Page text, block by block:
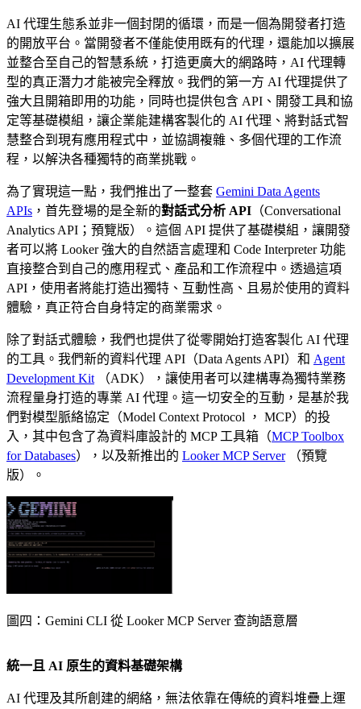
AI 代理生態系並非一個封閉的循環，而是一個為開發者打造
的開放平台。當開發者不僅能使用既有的代理，還能加以擴展
並整合至自己的智慧系統，打造更廣大的網路時，AI 代理轉
型的真正潛力才能被完全釋放。我們的第一方 AI 代理提供了
強大且開箱即用的功能，同時也提供包含 API、開發工具和協
定等基礎模組，讓企業能建構客製化的 AI 代理、將對話式智
慧整合到現有應用程式中，並協調複雜、多個代理的工作流
程，以解決各種獨特的商業挑戰。
為了實現這一點，我們推出了一整套 Gemini Data Agents
APIs ，首先登場的是全新的對話式分析 API （Conversational
Analytics API；預覽版）。這個 API 提供了基礎模組，讓開發
者可以將 Looker 強大的自然語言處理和 Code Interpreter 功能
直接整合到自己的應用程式、產品和工作流程中。透過這項
API，使用者將能打造出獨特、互動性高、且易於使用的資料
體驗，真正符合自身特定的商業需求。
除了對話式體驗，我們也提供了從零開始打造客製化 AI 代理
的工具。我們新的資料代理 API（Data Agents API）和 Agent
Development Kit（ADK），讓使用者可以建構專為獨特業務
流程量身打造的專業 AI 代理。這一切安全的互動，是基於我
們對模型脈絡協定（Model Context Protocol ， MCP）的投
入，其中包含了為資料庫設計的 MCP 工具箱（MCP Toolbox
for Databases），以及新推出的 Looker MCP Server（預覽
版）。
圖四：Gemini CLI 從 Looker MCP Server 查詢語意層
統一且 AI 原生的資料基礎架構
AI 代理及其所創建的網絡，無法依靠在傳統的資料堆疊上運